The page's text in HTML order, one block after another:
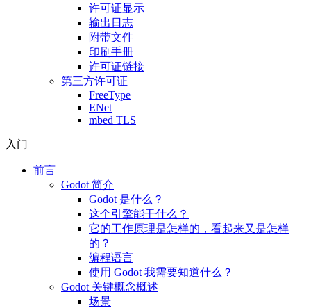
许可证显示
输出日志
附带文件
印刷手册
许可证链接
第三方许可证
FreeType
ENet
mbed TLS
入门
前言
Godot 简介
Godot 是什么？
这个引擎能干什么？
它的工作原理是怎样的，看起来又是怎样
的？
编程语言
使用 Godot 我需要知道什么？
Godot 关键概念概述
场景